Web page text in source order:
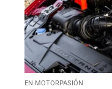
EN MOTORPASIÓN